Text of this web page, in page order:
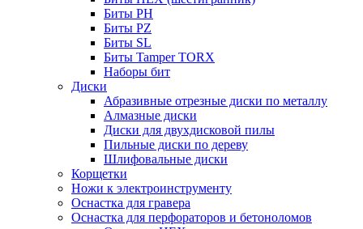
Биты PH
Биты PZ
Биты SL
Биты Tamper TORX
Наборы бит
Диски
Абразивные отрезные диски по металлу
Алмазные диски
Диски для двухдисковой пилы
Пильные диски по дереву
Шлифовальные диски
Корщетки
Ножи к электроинструменту
Оснастка для гравера
Оснастка для перфораторов и бетоноломов